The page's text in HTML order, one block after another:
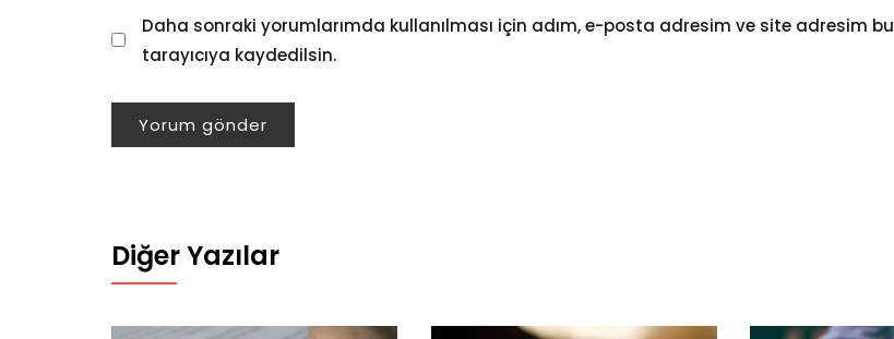
Daha sonraki yorumlarımda kullanılması için adım, e-posta adresim ve site adresim bu
tarayıcıya kaydedilsin.
Diğer Yazılar